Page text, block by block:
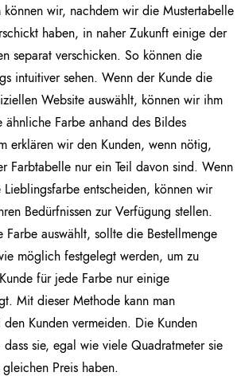
wir, nachdem wir die Mustertabelle
haben, in naher Zukunft einige der
separat verschicken. So können die
intuitiver sehen. Wenn der Kunde die
Website auswählt, können wir ihm
Farbe anhand des Bildes
erklären wir den Kunden, wenn nötig,
Farbtabelle nur ein Teil davon sind. Wenn
entscheiden, können wir
Bedürfnissen zur Verfügung stellen.
Farbe auswählt, sollte die Bestellmenge
möglich festgelegt werden, um zu
für jede Farbe nur einige
Mit dieser Methode kann man
den Kunden vermeiden. Die Kunden
sie, egal wie viele Quadratmeter sie
Preis haben.